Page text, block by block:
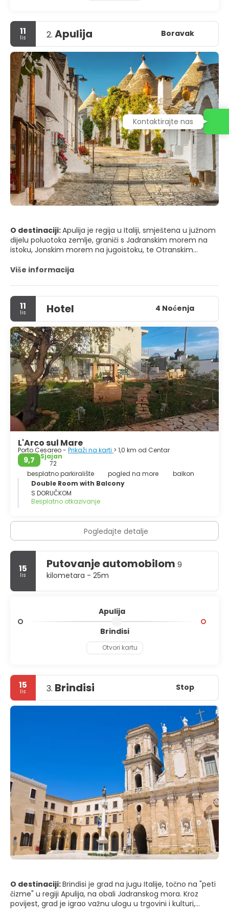
11
lis 2. Apulija Boravak
O destinaciji:Apulija je regija u Italiji, smještena u južnom
dijelu poluotoka zemlje, graniči s Jadranskim morem na
istoku, Jonskim morem na jugoistoku, te Otranskim
obuhvaća 19.345 četvornih kilometara (7.469 kvadratnih
Graniči s drugim talijanskim regijama Molise na sjeveru,
Kampanijom na zapadu i Basilicatom na jugozapadu.
Glavni grad regije je Bari.
Više informacija
11
lis Hotel 4 Noćenja
L'Arco sul Mare
Porto Cesareo - Prikaži na karti > 1,0 km od Centar
9,7
Sjajan
72
besplatno parkiralište
pogled na more
balkon
Double Room with Balcony
S DORUČKOM
Besplatno otkazivanje
Pogledajte detalje
15
lis
Putovanje automobilom 9
kilometara - 25m
Apulija
Brindisi
Otvori kartu
15
lis 3. Brindisi Stop
O destinaciji:Brindisi je grad na jugu Italije, točno na "peti
čizme" u regiji Apulija, na obali Jadranskog mora. Kroz
povijest, grad je igrao važnu ulogu u trgovini i kulturi,
Kontaktirajte nas